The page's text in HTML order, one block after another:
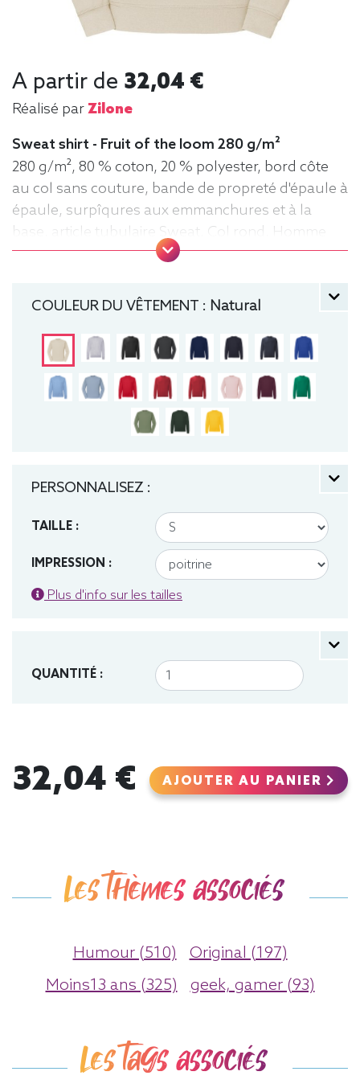
A partir de 32,04 €
Réalisé parZilone
Sweat shirt - Fruit of the loom 280 g/m²
280 g/m², 80 % coton, 20 % polyester, bord côte
au col sans couture, bande de propreté d'épaule à
épaule, surpîqures aux emmanchures et à la
base, article tubulaire Sweat, Col rond, Homme
COULEUR DU VÊTEMENT : Natural
PERSONNALISEZ :
TAILLE :
IMPRESSION :
Plus d'info sur les tailles
QUANTITÉ :
32,04 € AJOUTER AU PANIER
Les thèmes associés
Humour (510)
Original (197)
Moins13 ans (325)
geek, gamer (93)
Les tags associés